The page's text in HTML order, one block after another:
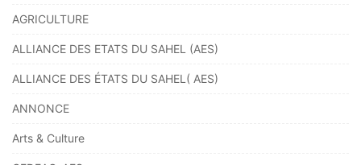
AGRICULTURE
ALLIANCE DES ETATS DU SAHEL (AES)
ALLIANCE DES ÉTATS DU SAHEL( AES)
ANNONCE
Arts & Culture